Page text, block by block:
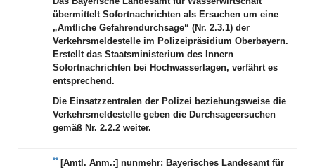
übermittelt Sofortnachrichten als Ersuchen um eine
„Amtliche Gefahrendurchsage“ (Nr. 2.3.1) der
Verkehrsmeldestelle im Polizeipräsidium Oberbayern.
Erstellt das Staatsministerium des Innern
Sofortnachrichten bei Hochwasserlagen, verfährt es
entsprechend.
Die Einsatzzentralen der Polizei beziehungsweise die
Verkehrsmeldestelle geben die Durchsageersuchen
gemäß Nr. 2.2.2 weiter.
** [Amtl. Anm.:] nunmehr: Bayerisches Landesamt für